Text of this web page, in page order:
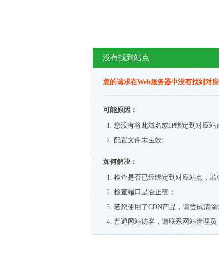
没有找到站点
您的请求在Web服务器中没有找到对
可能原因：
您没有将此域名或IP绑定到对应站
配置文件未生效!
如何解决：
检查是否已经绑定到对应站点，
检查端口是否正确；
若您使用了CDN产品，请尝试清除
普通网站访客，请联系网站管理员